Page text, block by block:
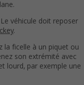
véhicule doit reposer
.
la ficelle à un piquet ou
son extrémité avec
lourd, par exemple une